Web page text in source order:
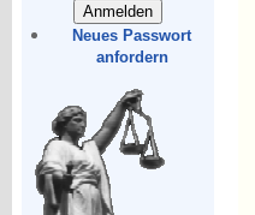
Neues Passwort
anfordern